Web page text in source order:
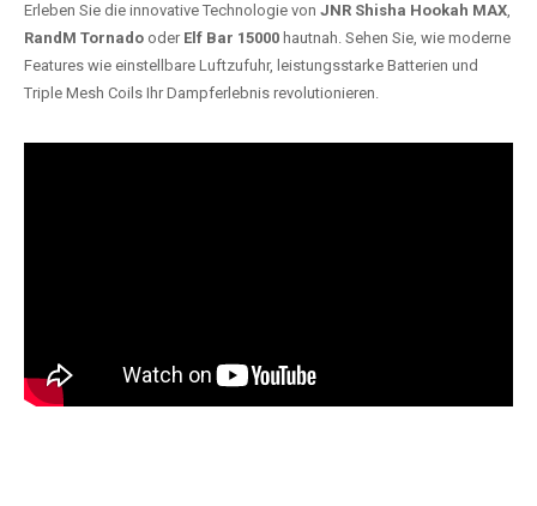
Erleben Sie die innovative Technologie von JNR Shisha Hookah MAX,
RandM Tornado oder Elf Bar 15000 hautnah. Sehen Sie, wie moderne
Features wie einstellbare Luftzufuhr, leistungsstarke Batterien und
Triple Mesh Coils Ihr Dampferlebnis revolutionieren.